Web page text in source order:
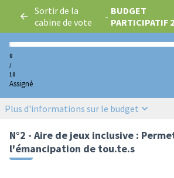
Sortir de la
cabine de vote
- BUDGET
PARTICIPATIF
0
/
10
Assigné
Plus d'informations sur le budget
N°2 - Aire de jeux inclusive :
l'émancipation de tou.te.s